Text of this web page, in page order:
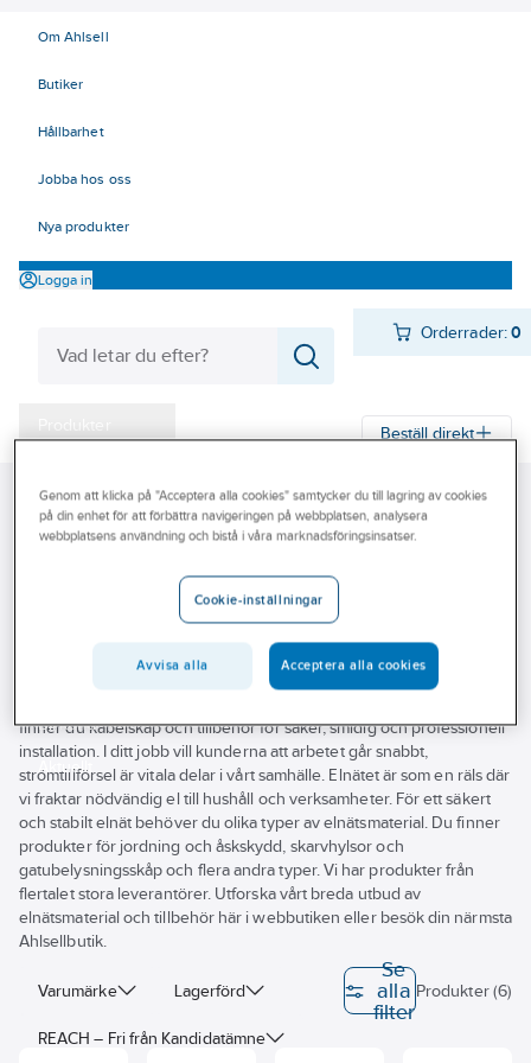
Om Ahlsell
Butiker
Hållbarhet
Jobba hos oss
Nya produkter
Logga in
Orderrader:0
Produkter
Kampanjer
Bli kund
Aktuellt
Beställ direkt
Ahlsell Produkter El
Elnätsmateriel 06-09
08 Förbindningsmateriel
Teleklämmor
finner du kabelskåp och tillbehör för säker, smidig och professionell
installation. I ditt jobb vill kunderna att arbetet går snabbt,
strömtillförsel är vitala delar i vårt samhälle. Elnätet är som en räls där
vi fraktar nödvändig el till hushåll och verksamheter. För ett säkert
och stabilt elnät behöver du olika typer av elnätsmaterial. Du finner
produkter för jordning och åskskydd, skarvhylsor och
gatubelysningsskåp och flera andra typer. Vi har produkter från
flertalet stora leverantörer. Utforska vårt breda utbud av
elnätsmaterial och tillbehör här i webbutiken eller besök din närmsta
Ahlsellbutik.
Varumärke Lagerförd
REACH – Fri från Kandidatämne
Se
alla
filter
Produkter (6)
Genom att klicka på "Acceptera alla cookies" samtycker du till lagring av cookies
på din enhet för att förbättra navigeringen på webbplatsen, analysera
webbplatsens användning och bistå i våra marknadsföringsinsatser.
Cookie-inställningar
Avvisa alla Acceptera alla cookies